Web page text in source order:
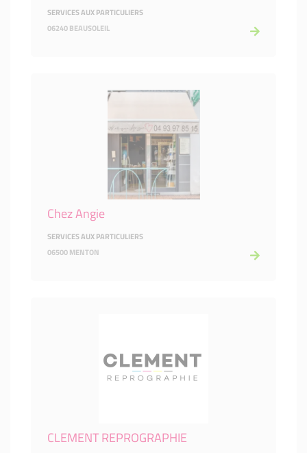
SERVICES AUX PARTICULIERS
06240 BEAUSOLEIL
Chez Angie
SERVICES AUX PARTICULIERS
06500 MENTON
CLEMENT REPROGRAPHIE